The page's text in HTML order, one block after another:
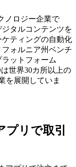
ノロジー企業で
タルコンテンツを
ティングの自動化
ォルニア州ベンチ
ットフォーム
世界30カ所以上の
を展開していま
リで取引